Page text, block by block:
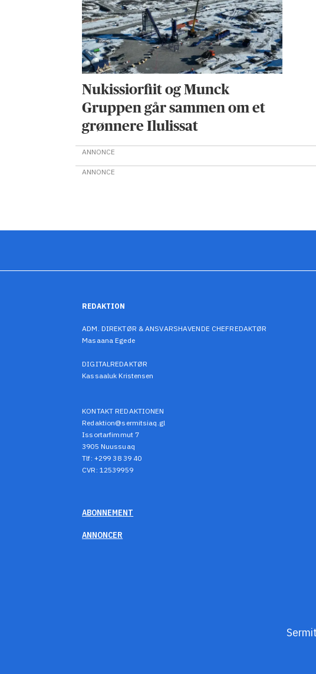
Nukissiorfiit og Munck
Gruppen går sammen om et
grønnere Ilulissat
ANNONCE
ANNONCE
REDAKTION
ADM. DIREKTØR & ANSVARSHAVENDE CHEFREDAKTØR
Masaana Egede
DIGITALREDAKTØR
Kassaaluk Kristensen
KONTAKT REDAKTIONEN
Redaktion@sermitsiaq.gl
Issortarfimmut 7
3905 Nuussuaq
Tlf: +299 38 39 40
CVR: 12539959
ABONNEMENT
ANNONCER